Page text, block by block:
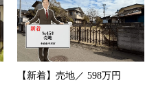
【新着】売地／ 598万円